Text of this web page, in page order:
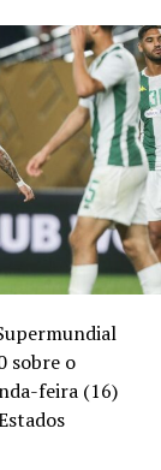
sobre o
feira (16)